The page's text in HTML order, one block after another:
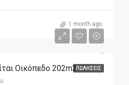
1 month ago
ΠΩΛΉΣΕΙΣ
Οικόπεδο 202m2